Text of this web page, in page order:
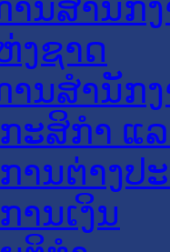
ານສໍານັກ
ງຊາດ
ານສຳນັກ
ະສິກຳ ແ
ານຕ່າງປ
ານເງິນ